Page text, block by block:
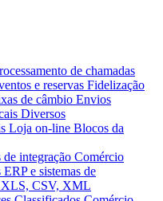
de chamadas
e reservas Fidelização
de câmbio Envios
Diversos
Loja on-line Blocos da
de integração Comércio
ERP e sistemas de
XLS, CSV, XML